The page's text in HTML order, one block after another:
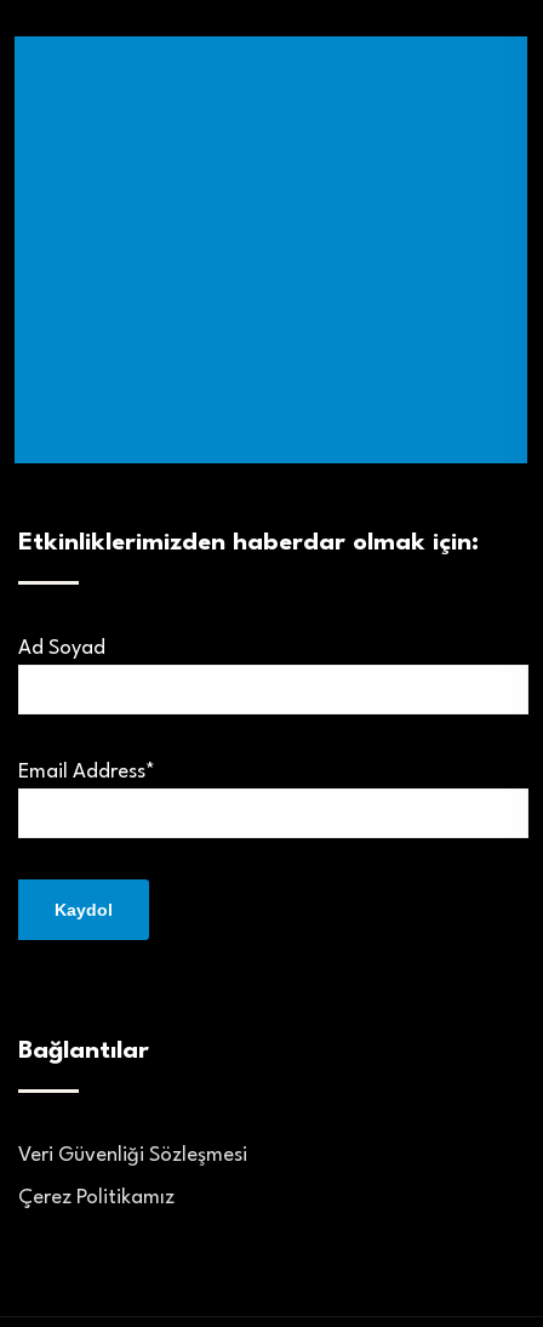
Etkinliklerimizden haberdar olmak için:
Ad Soyad
Email Address*
Bağlantılar
Veri Güvenliği Sözleşmesi
Çerez Politikamız